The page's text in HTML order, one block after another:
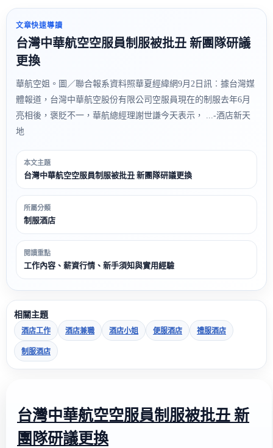
文章快速導讀
台灣中華航空空服員制服被批丑 新團隊研議
更換
華航空姐。圖／聯合報系資料照華夏經緯網9月2日訊︰據台灣媒
體報道，台灣中華航空股份有限公司空服員現在的制服去年6月
亮相後，褒貶不一，華航總經理謝世謙今天表示， ...-酒店新天
地
本文主題
台灣中華航空空服員制服被批丑 新團隊研議更換
所屬分類
制服酒店
閱讀重點
工作內容、薪資行情、新手須知與實用經驗
相關主題
酒店工作 酒店兼職 酒店小姐 便服酒店 禮服酒店
制服酒店
台灣中華航空空服員制服被批丑 新
團隊研議更換